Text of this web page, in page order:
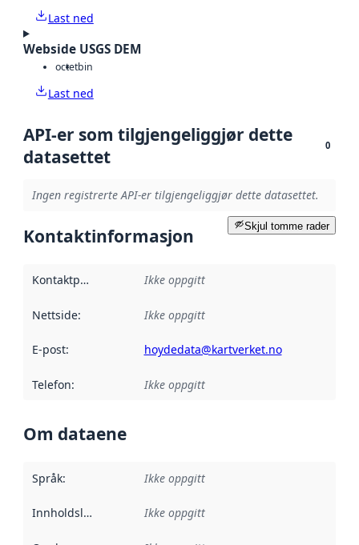
Last ned
Webside USGS DEM
octetbin
Last ned
API-er som tilgjengeliggjør dette
datasettet
0
Ingen registrerte API-er tilgjengeliggjør dette datasettet.
Skjul tomme rader
Kontaktinformasjon
Kontaktpunkt Ikke oppgitt
Nettside: Ikke oppgitt
E-post: hoydedata@kartverket.no
Telefon: Ikke oppgitt
Om dataene
Språk: Ikke oppgitt
Innholdsleverandører :
Ikke oppgitt